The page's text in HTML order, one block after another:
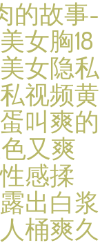
的故事-
女胸18
女隐私
视频黄
叫爽的
又爽
感揉
出白浆
桶爽久